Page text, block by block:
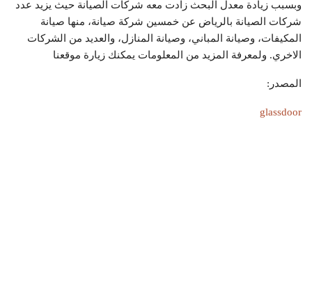
وبسبب زيادة معدل البحث زادت معه شركات الصيانة حيث يزيد عدد
شركات الصيانة بالرياض عن خمسين شركة صيانة، منها صيانة
المكيفات، وصيانة المباني، وصيانة المنازل، والعديد من الشركات
الاخري. ولمعرفة المزيد من المعلومات يمكنك زيارة موقعنا
المصدر:
glassdoor